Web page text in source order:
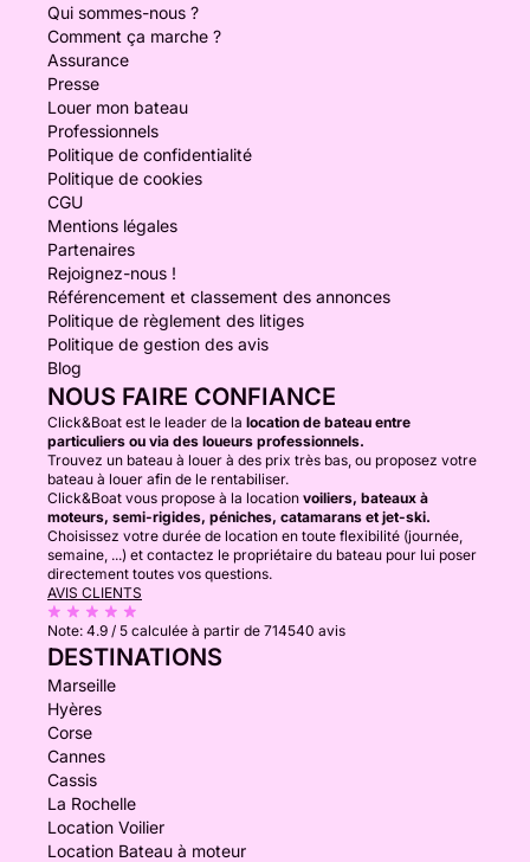
Qui sommes-nous ?
Comment ça marche ?
Assurance
Presse
Louer mon bateau
Professionnels
Politique de confidentialité
Politique de cookies
CGU
Mentions légales
Partenaires
Rejoignez-nous !
Référencement et classement des annonces
Politique de règlement des litiges
Politique de gestion des avis
Blog
NOUS FAIRE CONFIANCE
Click&Boat est le leader de la location de bateau entre
particuliers ou via des loueurs professionnels.
Trouvez un bateau à louer à des prix très bas, ou proposez votre
bateau à louer afin de le rentabiliser.
Click&Boat vous propose à la location voiliers, bateaux à
moteurs, semi-rigides, péniches, catamarans et jet-ski.
Choisissez votre durée de location en toute flexibilité (journée,
semaine, ...) et contactez le propriétaire du bateau pour lui poser
directement toutes vos questions.
AVIS CLIENTS
Note: 4.9 / 5 calculée à partir de 714540 avis
DESTINATIONS
Marseille
Hyères
Corse
Cannes
Cassis
La Rochelle
Location Voilier
Location Bateau à moteur